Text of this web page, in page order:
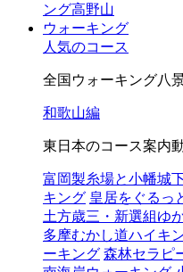
ング高野山
ウォーキング
人気のコース
全国ウォーキング八
和歌山編
東日本のコース案内
富岡製糸場と小幡城
キング 皇居をぐるっ
土方歳三・新選組ゆ
多摩むかし道ハイキ
ーキング 森林セラピ